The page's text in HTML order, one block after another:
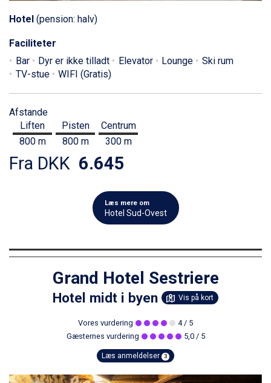
Hotel (pension: halv)
Faciliteter
Bar
Dyr er ikke tilladt Elevator Lounge
Ski rum
TV-stue
WIFI (Gratis)
Afstande
Liften
800 m
Pisten
800 m
Centrum
300 m
Fra DKK 6.645
Læs mere om
Hotel Sud-Ovest
Grand Hotel Sestriere
Hotel midt i byen Vis på kort
Vores vurdering 4/ 5
Gæsternes vurdering
5,0/ 5
Læs anmeldelser 3